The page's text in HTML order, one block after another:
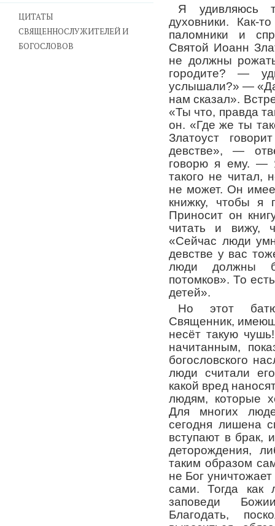
ЦИТАТЫ
СВЯЩЕННОСЛУЖИТЕЛЕЙ И
БОГОСЛОВОВ
Я удивляюсь
духовники. Как-
паломники и
Святой Иоанн
не должны
городите? —
услышали?» — «Да
нам сказал».
«Ты что, правда
он. «Где же ты
Златоуст
девстве», —
говорю я ему. —
такого не читал,
не может. Он
книжку, чтобы я
Приносит он
читать и вижу,
«Сейчас люди
девстве у вас
люди должны
потомков». То
детей».
Но этот
Священник,
несёт такую
начитанным,
богословского
люди считали
какой вред
людям, которые
Для многих
сегодня лишена
вступают в брак,
деторождения,
таким образом
не Бог
сами. Тогда как
заповеди
Благодать,